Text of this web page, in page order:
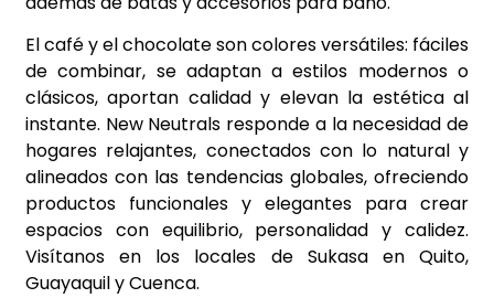
El café y el chocolate son colores versátiles: fáciles
de combinar, se adaptan a estilos modernos o
clásicos, aportan calidad y elevan la estética al
instante. New Neutrals responde a la necesidad de
hogares relajantes, conectados con lo natural y
alineados con las tendencias globales, ofreciendo
productos funcionales y elegantes para crear
espacios con equilibrio, personalidad y calidez.
Visítanos en los locales de Sukasa en Quito,
Guayaquil y Cuenca.